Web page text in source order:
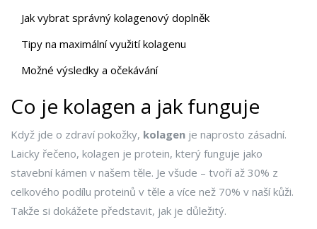
Jak vybrat správný kolagenový doplněk
Tipy na maximální využití kolagenu
Možné výsledky a očekávání
Co je kolagen a jak funguje
Když jde o zdraví pokožky, kolagen je naprosto zásadní.
Laicky řečeno, kolagen je protein, který funguje jako
stavební kámen v našem těle. Je všude – tvoří až 30% z
celkového podílu proteinů v těle a více než 70% v naší kůži.
Takže si dokážete představit, jak je důležitý.